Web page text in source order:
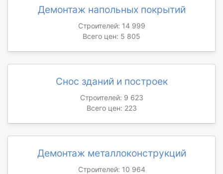
Демонтаж напольных покрытий
Строителей: 14 999
Всего цен: 5 805
Снос зданий и построек
Строителей: 9 623
Всего цен: 223
Демонтаж металлоконструкций
Строителей: 10 964